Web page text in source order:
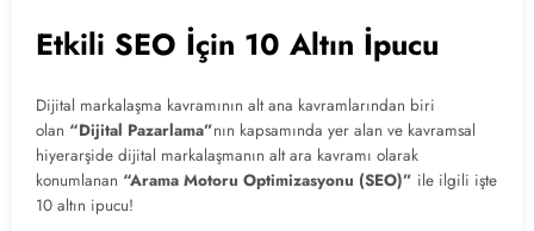
Etkili SEO İçin 10 Altın İpucu
Dijital markalaşma kavramının alt ana kavramlarından biri
olan “Dijital Pazarlama”nın kapsamında yer alan ve kavramsal
hiyerarşide dijital markalaşmanın alt ara kavramı olarak
konumlanan “Arama Motoru Optimizasyonu (SEO)” ile ilgili işte
10 altın ipucu!